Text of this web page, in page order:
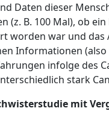
Daten dieser
(z. B. 100 Mal), ob
worden war und das
Informationen
infolge des
stark
mit